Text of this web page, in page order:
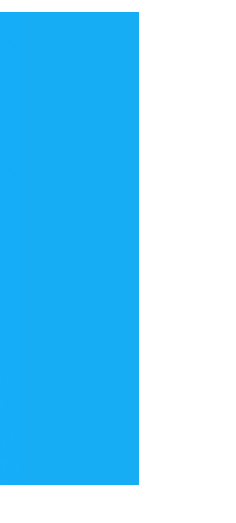
autour de son concept
et communication,